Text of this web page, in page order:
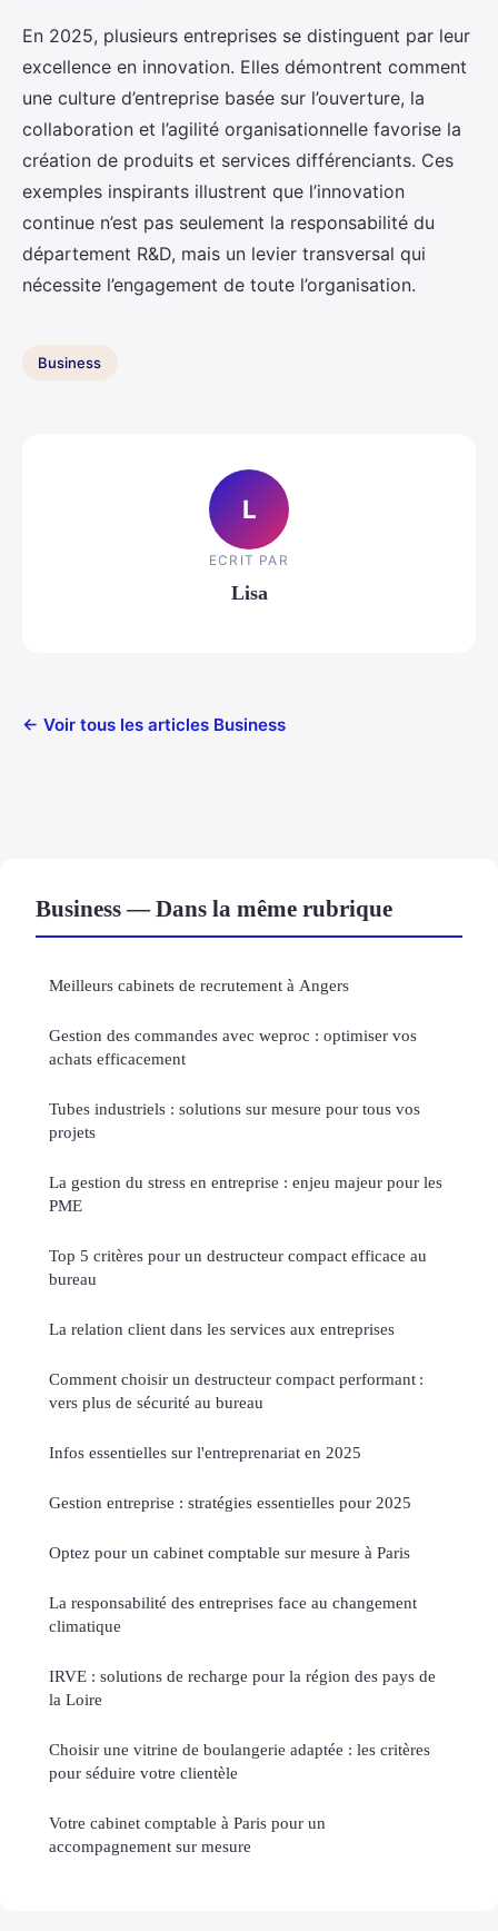
En 2025, plusieurs entreprises se distinguent par leur
excellence en innovation. Elles démontrent comment
une culture d’entreprise basée sur l’ouverture, la
collaboration et l’agilité organisationnelle favorise la
création de produits et services différenciants. Ces
exemples inspirants illustrent que l’innovation
continue n’est pas seulement la responsabilité du
département R&D, mais un levier transversal qui
nécessite l’engagement de toute l’organisation.
Business
L
ECRIT PAR
Lisa
← Voir tous les articles Business
Business — Dans la même rubrique
Meilleurs cabinets de recrutement à Angers
Gestion des commandes avec weproc : optimiser vos
achats efficacement
Tubes industriels : solutions sur mesure pour tous vos
projets
La gestion du stress en entreprise : enjeu majeur pour les
PME
Top 5 critères pour un destructeur compact efficace au
bureau
La relation client dans les services aux entreprises
Comment choisir un destructeur compact performant :
vers plus de sécurité au bureau
Infos essentielles sur l'entreprenariat en 2025
Gestion entreprise : stratégies essentielles pour 2025
Optez pour un cabinet comptable sur mesure à Paris
La responsabilité des entreprises face au changement
climatique
IRVE : solutions de recharge pour la région des pays de
la Loire
Choisir une vitrine de boulangerie adaptée : les critères
pour séduire votre clientèle
Votre cabinet comptable à Paris pour un
accompagnement sur mesure